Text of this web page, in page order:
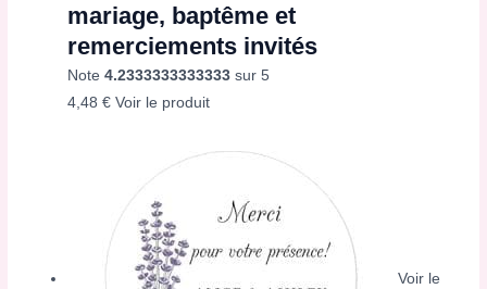
mariage, baptême et
remerciements invités
Note4.2333333333333 sur 5
4,48€ Voir le produit
Voir le